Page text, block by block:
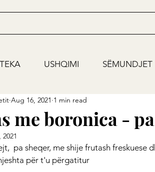
USHQIMI SËMUNDJET
me boronica -
Aug 16, 2021 1 min read
pa sheqer, me shije frutash freskuese
për t'u përgatitur